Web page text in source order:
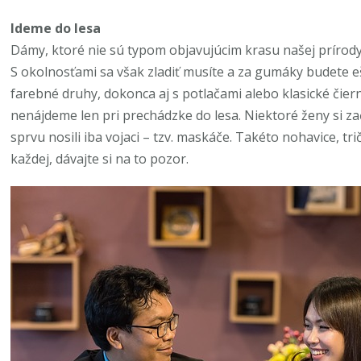
Ideme do lesa
Dámy, ktoré nie sú typom objavujúcim krasu našej
S okolnosťami sa však zladiť musíte a za gumáky budete
farebné druhy, dokonca aj s potlačami alebo klasické
nenájdeme len pri prechádzke do lesa. Niektoré ženy si
sprvu nosili iba vojaci – tzv. maskáče. Takéto nohavice,
každej, dávajte si na to pozor.